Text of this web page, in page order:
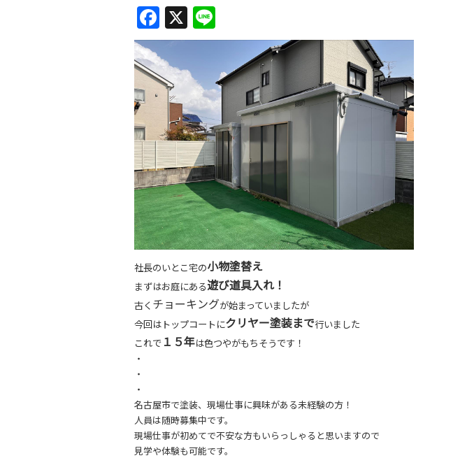
F
a
c
e
b
o
o
k
X
n
社長のいとこ宅の小物塗替え
まずはお庭にある遊び道具入れ！
古く チョーキングが始まっていましたが
今回はトップコートにクリヤー塗装まで行いました
これで １５年は色つやがもちそうです！
・
・
・
名古屋市で塗装、現場仕事に興味がある未経験の方！
人員は随時募集中です。
現場仕事が初めてで不安な方もいらっしゃると思いますので
見学や体験も可能です。